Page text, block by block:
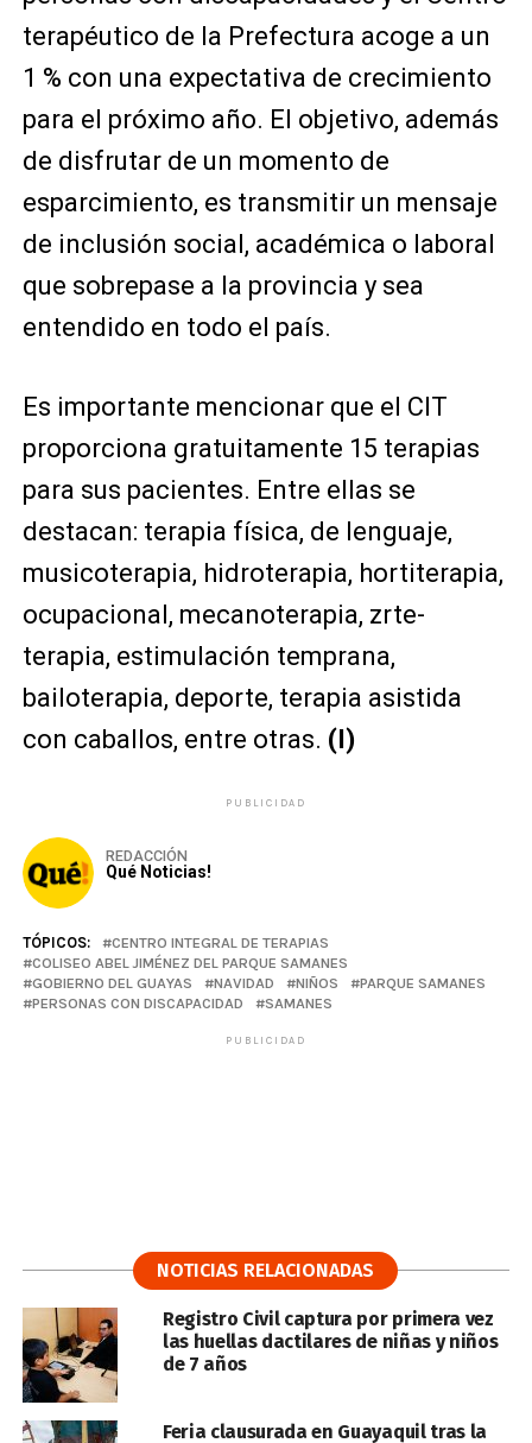
terapéutico de la Prefectura acoge a un
1 % con una expectativa de crecimiento
para el próximo año. El objetivo, además
de disfrutar de un momento de
esparcimiento, es transmitir un mensaje
de inclusión social, académica o laboral
que sobrepase a la provincia y sea
entendido en todo el país.
Es importante mencionar que el CIT
proporciona gratuitamente 15 terapias
para sus pacientes. Entre ellas se
destacan: terapia física, de lenguaje,
musicoterapia, hidroterapia, hortiterapia,
ocupacional, mecanoterapia, zrte-
terapia, estimulación temprana,
bailoterapia, deporte, terapia asistida
con caballos, entre otras. (I)
PUBLICIDAD
REDACCIÓN
Qué Noticias!
TÓPICOS:
CENTRO INTEGRAL DE TERAPIAS
COLISEO ABEL JIMÉNEZ DEL PARQUE SAMANES
GOBIERNO DEL GUAYAS
NAVIDAD NIÑOS
PARQUE SAMANES
PERSONAS CON DISCAPACIDAD
SAMANES
PUBLICIDAD
NOTICIAS RELACIONADAS
Registro Civil captura por primera vez
las huellas dactilares de niñas y niños
de 7 años
Feria clausurada en Guayaquil tras la